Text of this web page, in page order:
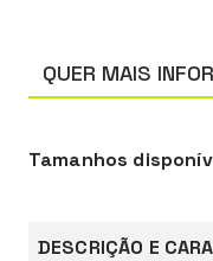
QUER MAIS
Tamanhos
DESCRIÇÃO E